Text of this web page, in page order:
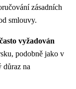
zásadních
smlouvy.
vyžadován
podobně jako v
důraz na